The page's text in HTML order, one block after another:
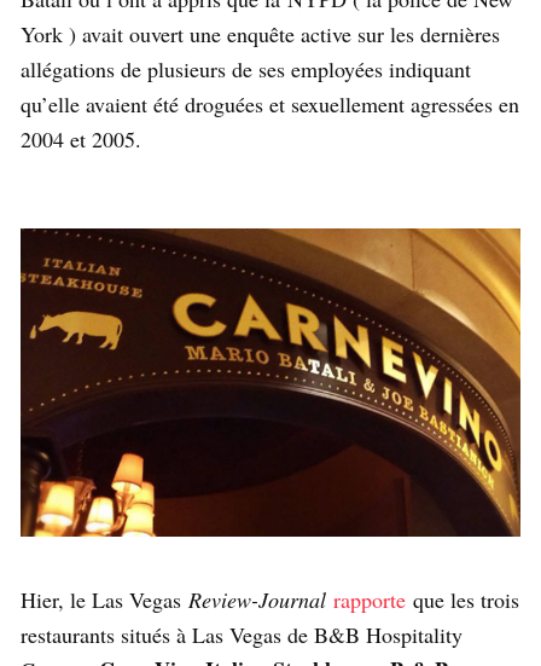
York ) avait ouvert une enquête active sur les dernières
allégations de plusieurs de ses employées indiquant
qu’elle avaient été droguées et sexuellement agressées en
2004 et 2005.
Hier, le Las Vegas Review-Journal rapporte que les trois
restaurants situés à Las Vegas de B&B Hospitality